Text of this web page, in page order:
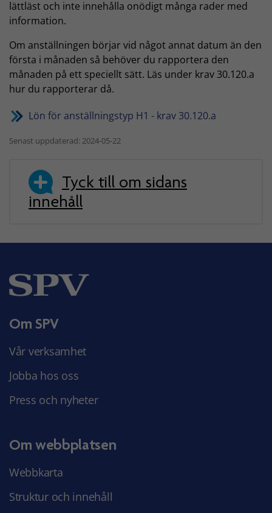
lättläst och inte innehålla onödigt många rader med
information.
Om anställningen börjar vid något annat datum än den
första i månaden så behöver du rapportera den
månaden på ett speciellt sätt. Läs under krav 30.120.a
hur du rapporterar då.
Lön för anställningstyp H1 - krav 30.120.a
Senast uppdaterad: 2024-05-22
Tyck till om sidans
innehåll
Om SPV
Vår verksamhet
Jobba hos oss
Press och nyheter
Om webbplatsen
Webbkarta
Struktur och innehåll